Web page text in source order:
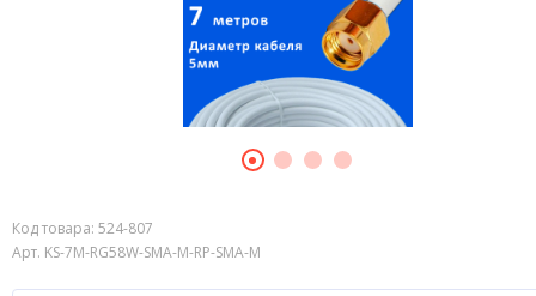
Код товара: 524-807
Арт. KS-7M-RG58W-SMA-M-RP-SMA-M